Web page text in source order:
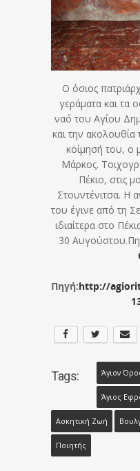
Ο όσιος
γεράματα και τα
ναό του Αγίου
και την ακολουθία
κοίμησή του, ο
Μάρκος.
Πέκιο, στις
Στουντένιτσα. Η
του έγινε από τη
ιδιαίτερα στο
30
Πηγή:http://
Tags: Άγιον
Άγιος
Ασκητική Ζωή
Ποιητής